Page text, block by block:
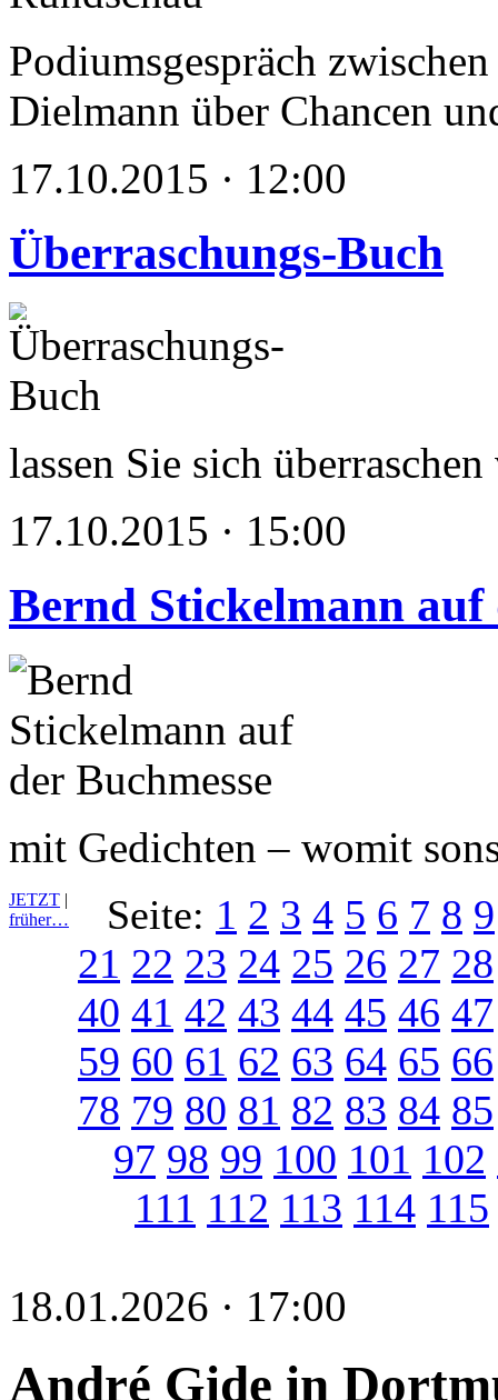
Podiumsgespräch
Dielmann über Chancen
17.10.2015 · 12:00
Überraschungs-Buch
lassen Sie sich
17.10.2015 · 15:00
Bernd Stickelmann auf
mit Gedichten – womit
JETZT |
früher…
Seite: 1 2 3 4 5 6 7 8 9
21 22 23 24 25 26 27 28
40 41 42 43 44 45 46 47
59 60 61 62 63 64 65 66
78 79 80 81 82 83 84 85
97 98 99 100 101 102
111 112 113 114 115
18.01.2026 · 17:00
André Gide in